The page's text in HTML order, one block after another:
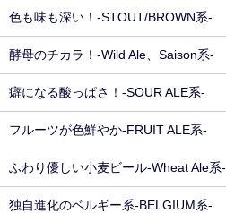
色も味も深い！-STOUT/BROWN系-
酵母のチカラ！-Wild Ale、Saison系-
癖になる酸っぱさ！-SOUR ALE系-
フルーツが色鮮やか-FRUIT ALE系-
ふわり優しい小麦ビール-Wheat Ale系-
独自進化のベルギー系-BELGIUM系-